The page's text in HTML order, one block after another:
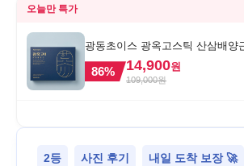
오늘만 특가
광동초이스 광옥고스틱 산삼배양
포, 1개
86% 14,900원
109,000원
2등 사진 후기 내일 도착 보장 🚀